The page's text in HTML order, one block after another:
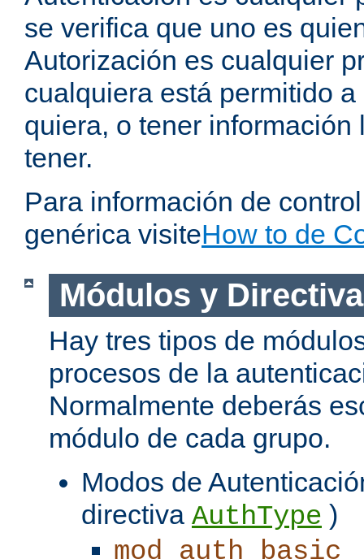
se verifica que uno es
Autorización es cualquier
cualquiera está permitido
quiera, o tener información
tener.
Para información de
genérica visiteHow to de
Módulos y
Hay tres tipos de
procesos de la
Normalmente deberás
módulo de cada grupo.
Modos de
directiva AuthType )
mod_auth_basic